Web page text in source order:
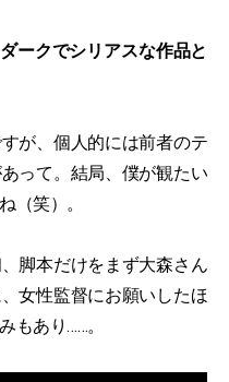
ークでシリアスな作品と
が、個人的には前者のテ
って。結局、僕が観たい
（笑）。
脚本だけをまず大森さん
女性監督にお願いしたほ
もあり……。